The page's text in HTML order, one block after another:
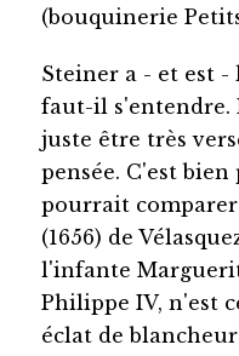
(bouquinerie
Steiner a - et est
faut-il s'entendre.
juste être très
pensée. C'est bien
pourrait
(1656) de
l'infante
Philippe IV, n'est
éclat de